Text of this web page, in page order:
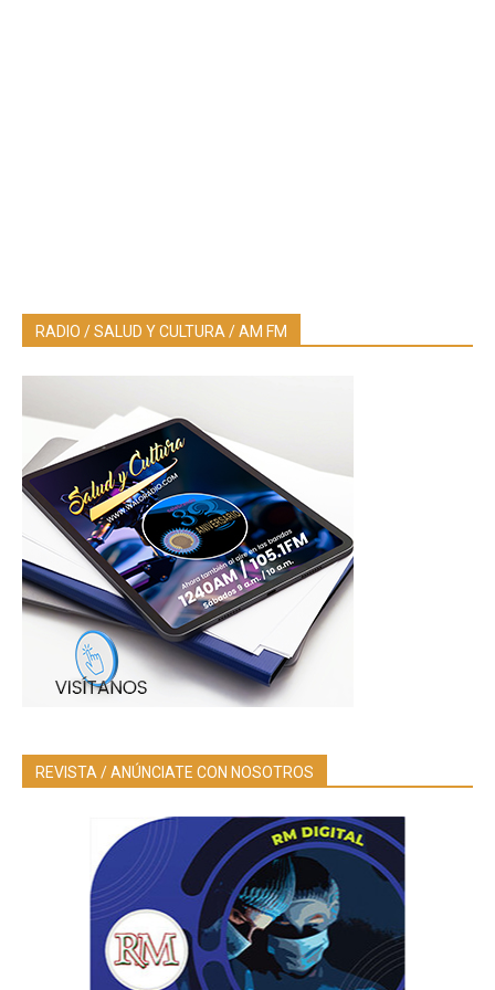
RADIO / SALUD Y CULTURA / AM FM
REVISTA / ANÚNCIATE CON NOSOTROS